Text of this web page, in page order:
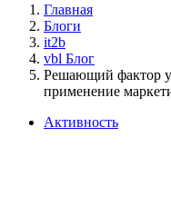
Главная
Блоги
it2b
vbl Блог
Решающий фактор
применение
Активность